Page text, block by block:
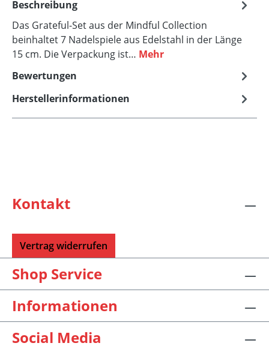
Beschreibung
Das Grateful-Set aus der Mindful Collection
beinhaltet 7 Nadelspiele aus Edelstahl in der Länge
15 cm. Die Verpackung ist… Mehr
Bewertungen
Herstellerinformationen
Kontakt
Vertrag widerrufen
Shop Service
Informationen
Social Media